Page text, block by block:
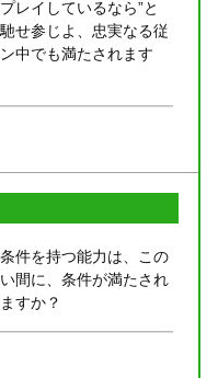
レイしているなら”と
せ参じよ、忠実なる従
中でも満たされます
件を持つ能力は、この
間に、条件が満たされ
すか？